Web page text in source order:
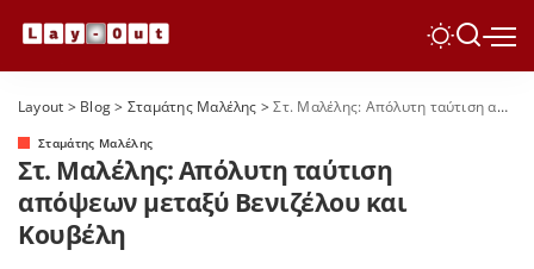
Layout > Blog> Σταμάτης Μαλέλης >Στ. Μαλέλης: Απόλυτη ταύτιση απόψεων μεταξύ Βενιζέλου και Κουβέλη
Σταμάτης Μαλέλης
Στ. Μαλέλης: Απόλυτη ταύτιση
απόψεων μεταξύ Βενιζέλου και
Κουβέλη